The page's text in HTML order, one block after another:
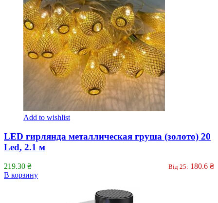
Add to wishlist
LED гирлянда металлическая груша (золото) 20
Led, 2.1 м
219.30 ₴ Від 25: 180.6 ₴
В корзину